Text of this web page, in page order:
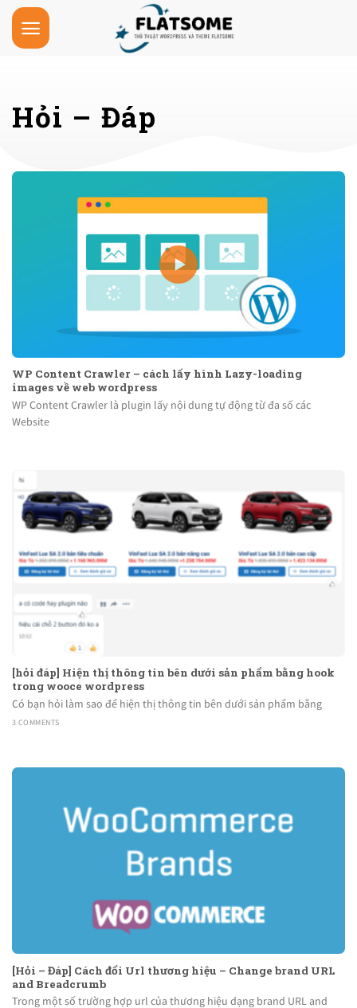
Skip
content
Hỏi – Đáp
WP Content Crawler – cách lấy hình Lazy-loading
images về web wordpress
WP Content Crawler là plugin lấy nội dung tự động từ đa số các
Website
[hỏi đáp] Hiện thị thông tin bên dưới sản phẩm bằng hook
trong wooce wordpress
Có bạn hỏi làm sao để hiện thị thông tin bên dưới sản phẩm bằng
3 COMMENTS
[Hỏi – Đáp] Cách đổi Url thương hiệu – Change brand URL
and Breadcrumb
Trong một số trường hợp url của thương hiệu dạng brand URL and